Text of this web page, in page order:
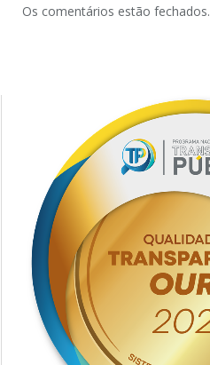
Os comentários estão fechados.